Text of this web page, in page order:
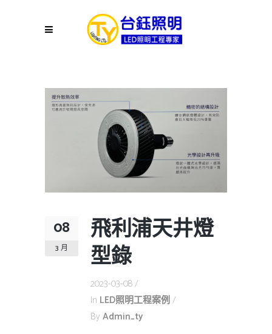
08
3 月
飛利浦天井燈
型錄
2023-03-08
In LED照明工程案例
By Admin_ty